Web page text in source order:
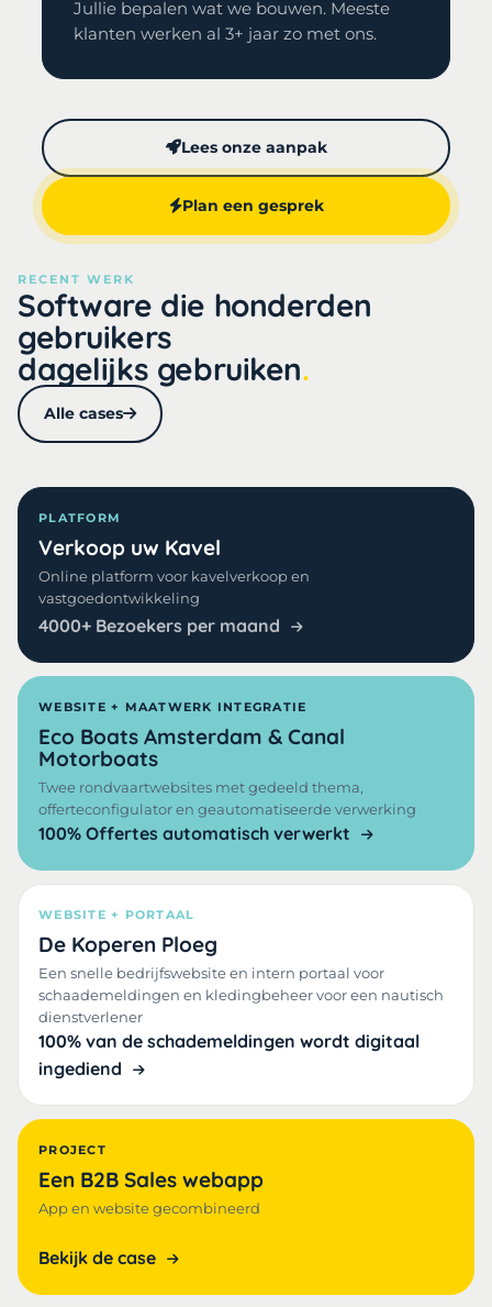
Jullie bepalen wat we bouwen. Meeste
klanten werken al 3+ jaar zo met ons.
Lees onze aanpak
Plan een gesprek
RECENT WERK
Software die honderden
gebruikers
dagelijks gebruiken
Alle cases
PLATFORM
Verkoop uw Kavel
Online platform voor kavelverkoop en
vastgoedontwikkeling
4000+ Bezoekers per maand
WEBSITE + MAATWERK INTEGRATIE
Eco Boats Amsterdam & Canal
Motorboats
Twee rondvaartwebsites met gedeeld thema,
offerteconfigulator en geautomatiseerde verwerking
100% Offertes automatisch verwerkt
WEBSITE + PORTAAL
De Koperen Ploeg
Een snelle bedrijfswebsite en intern portaal voor
schaademeldingen en kledingbeheer voor een nautisch
dienstverlener
100% van de schademeldingen wordt digitaal
ingediend
PROJECT
Een B2B Sales webapp
App en website gecombineerd
Bekijk de case